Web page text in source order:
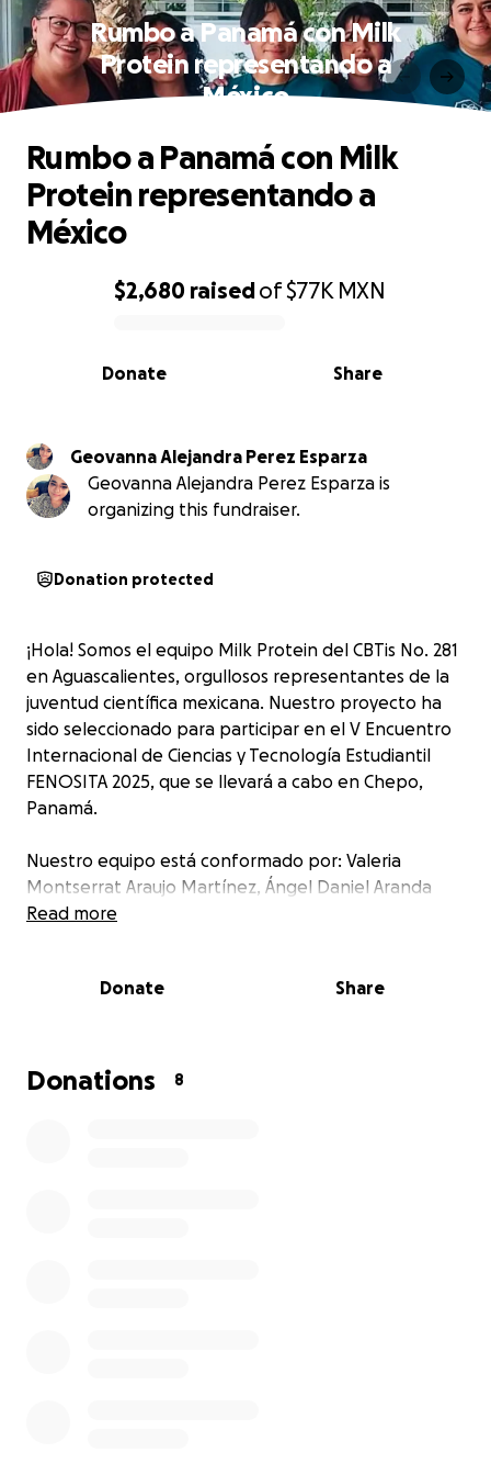
Rumbo a Panamá con Milk
Protein representando a
México
0% complete
$2,680 raisedof$77K MXN
Share
Donate
Rumbo a Panamá con Milk
Protein representando a
México
Geovanna Alejandra Perez Esparza
Geovanna Alejandra Perez Esparza is
organizing this fundraiser.
Donation protected
¡Hola! Somos el equipo Milk Protein del CBTis No. 281
en Aguascalientes, orgullosos representantes de la
juventud científica mexicana. Nuestro proyecto ha
sido seleccionado para participar en el V Encuentro
Internacional de Ciencias y Tecnología Estudiantil
FENOSITA 2025, que se llevará a cabo en Chepo,
Panamá.
Nuestro equipo está conformado por: Valeria
Montserrat Araujo Martínez, Ángel Daniel Aranda
Silva y Lilu Yanine Pérez Hernández. Con el
Escárzaga Ramírez.
polvo diseñada especialmente para adultos mayores
Read more
Donate Share
Donations 8